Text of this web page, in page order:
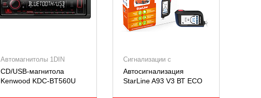
Автомагнитолы 1DIN
CD/USB-магнитола
Kenwood KDC-BT560U
Сигнализации с
автозапуском
Автосигнализация
StarLine A93 V3 ВТ ECO